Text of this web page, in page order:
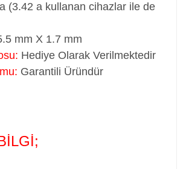
(3.42 a kullanan cihazlar ile de
mm X 1.7 mm
Hediye Olarak Verilmektedir
Garantili Üründür